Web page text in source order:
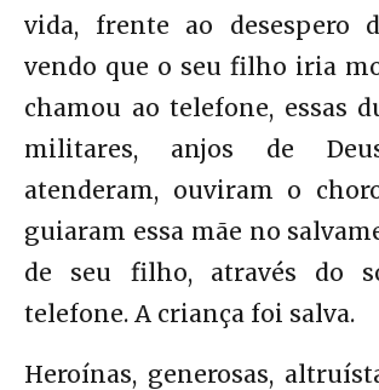
vida, frente ao desespero
vendo que o seu filho iria
chamou ao telefone, essas
militares, anjos de
atenderam, ouviram o
guiaram essa mãe no
de seu filho, através do
telefone. A criança foi salva.
Heroínas, generosas,